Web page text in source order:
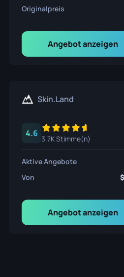
Originalpreis
Angebot anzeigen
Skin.Land
4.6
3.7K Stimme(n)
Aktive Angebote
Von
Angebot anzeigen